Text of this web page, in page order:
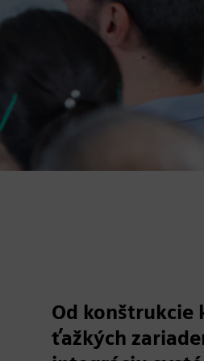
Od konštrukcie
ťažkých